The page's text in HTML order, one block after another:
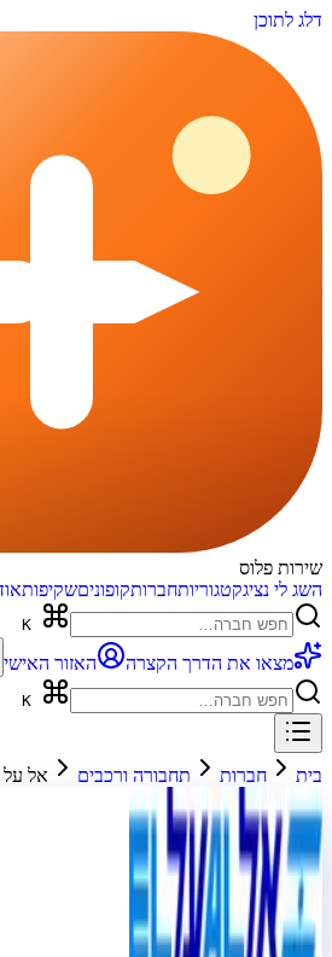
דלג לתוכן
שירות פלוס
השג לי נציגקטגוריותחברותקופוניםשקיפות
מצאו את הדרך הקצרה האזור האישי
בית חברות תחבורה ורכבים אל על